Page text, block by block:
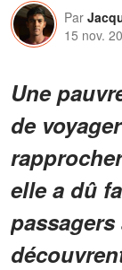
Par
15 nov.
Une
de
elle a dû